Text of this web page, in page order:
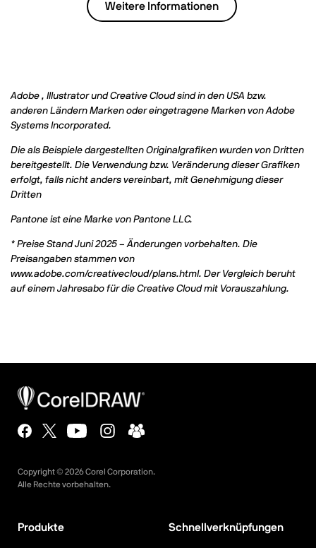
Weitere Informationen
Adobe , Illustrator und Creative Cloud sind in den USA bzw.
anderen Ländern Marken oder eingetragene Marken von Adobe
Systems Incorporated.
Die als Beispiele dargestellten Originalgrafiken wurden von Dritten
bereitgestellt. Die Verwendung bzw. Veränderung dieser Grafiken
erfolgt, falls nicht anders vereinbart, mit Genehmigung dieser
Dritten
Pantone ist eine Marke von Pantone LLC.
* Preise Stand Juni 2025 – Änderungen vorbehalten. Die
Preisangaben stammen von
www.adobe.com/creativecloud/plans.html. Der Vergleich beruht
auf einem Jahresabo für die Creative Cloud mit Vorauszahlung.
Copyright © 2026Corel Corporation.
Alle Rechte vorbehalten.
Produkte Schnellverknüpfungen